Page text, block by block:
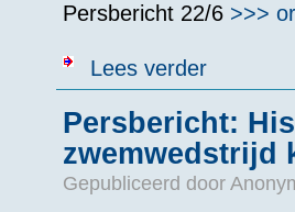
Persbericht 22/6 >>>
Lees verderover
Persbericht:
zwemwedstrijd
Gepubliceerd door